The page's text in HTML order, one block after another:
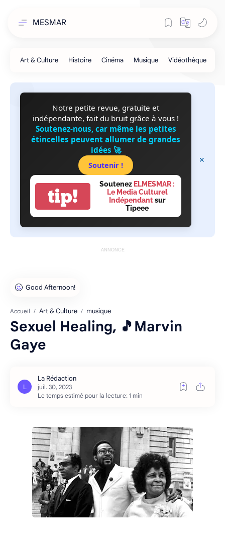
MESMAR
Notre petite revue, gratuite et
indépendante, fait du bruit grâce à vous !
Soutenez-nous, car même les petites
étincelles peuvent allumer de grandes
idées 🚀
Soutenir !
tip!
Soutenez ELMESMAR :
Le Media Culturel
Indépendantsur
Tipeee
ANNONCE
Accueil Art & Culture musique
Sexuel Healing, 🎵Marvin
Gaye
Le temps estimé pour la lecture: 1 min